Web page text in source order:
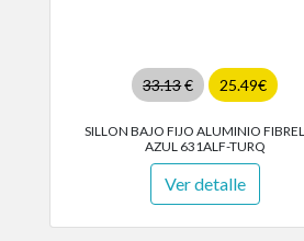
33.13€ 25.49€
SILLON BAJO FIJO ALUMINIO
AZUL 631ALF-TURQ
Ver detalle